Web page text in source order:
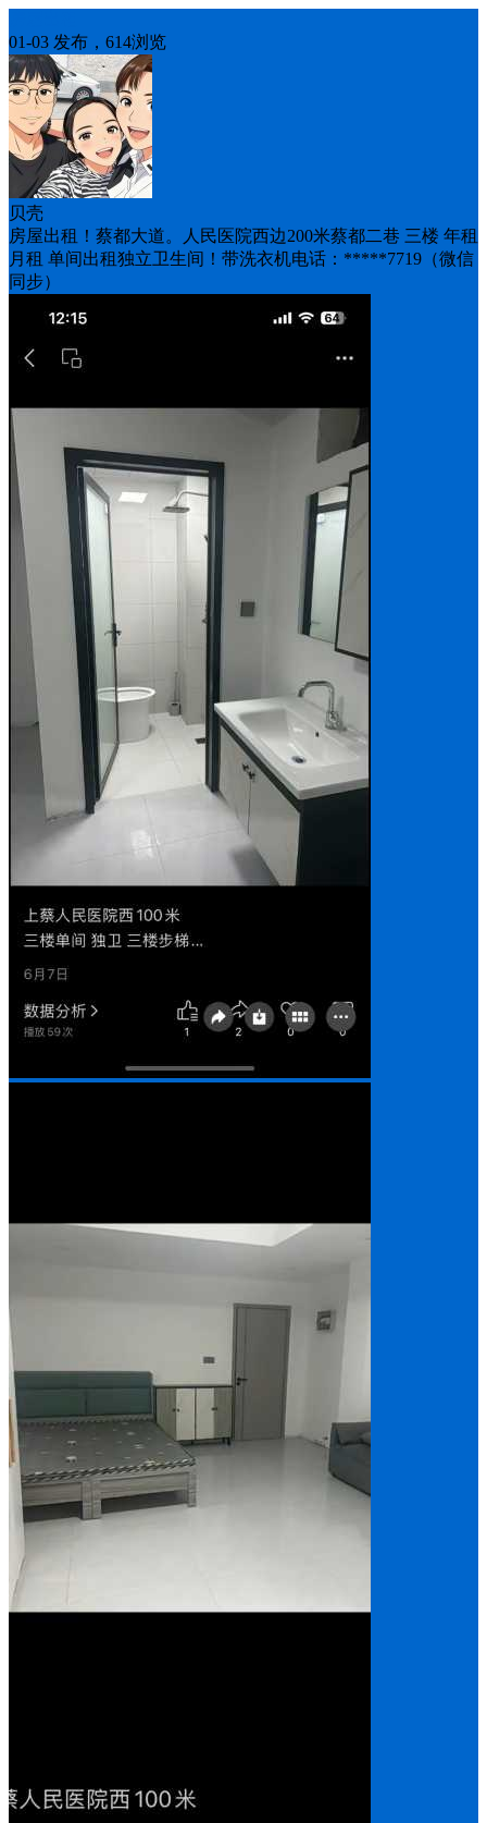
01-03 发布，614浏览
贝壳
房屋出租！蔡都大道。人民医院西边200米蔡都二巷 三楼 年租
月租 单间出租独立卫生间！带洗衣机电话：*****7719（微信
同步）